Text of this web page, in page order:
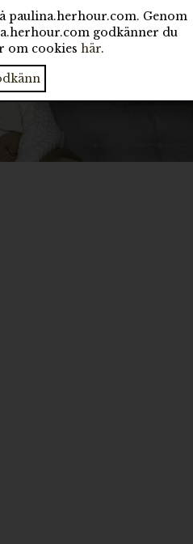
paulina.herhour.com. Genom
godkänner du
om cookies här.